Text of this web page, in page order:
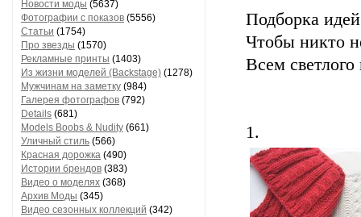
Новости моды (5637)
Фотографии с показов (5556)
Статьи (1754)
Про звезды (1570)
Рекламные принты (1403)
Из жизни моделей (Backstage) (1278)
Мужчинам на заметку (984)
Галерея фотографов (792)
Details (681)
Models Boobs & Nudity (661)
Уличный стиль (566)
Красная дорожка (490)
Истории брендов (383)
Видео о моделях (368)
Архив Моды (345)
Видео сезонных коллекций (342)
Подборка
Чтобы никто
Всем
1.